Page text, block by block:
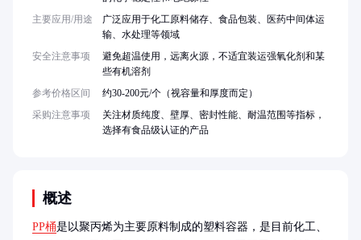
概述
PP桶是以聚丙烯为主要原料制成的塑料容器，是目前化工、
主要应用/用途
广泛应用于化工原料储存、食品包装、医药中间体运
输、水处理等领域
安全注意事项
避免超温使用，远离火源，不适宜装运强氧化剂和某
些有机溶剂
参考价格区间
约30-200元/个（视容量和厚度而定）
采购注意事项
关注材质纯度、壁厚、密封性能、耐温范围等指标，
选择有食品级认证的产品